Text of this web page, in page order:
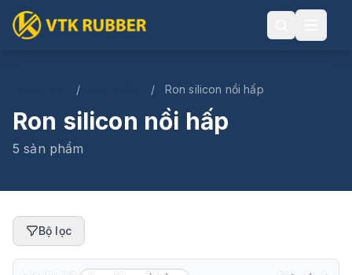
/ / Ron silicon nồi hấp
Ron silicon nồi hấp
5 sản phẩm
Bộ lọc